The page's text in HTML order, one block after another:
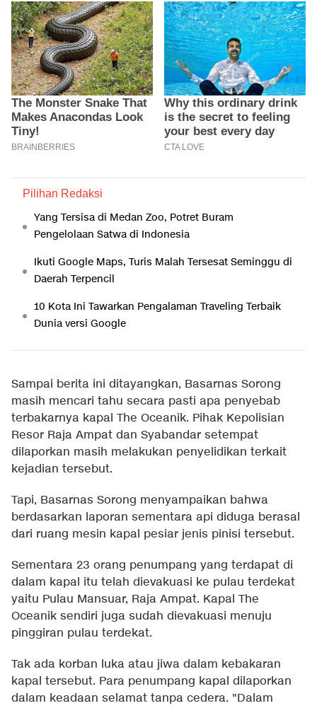
Pilihan Redaksi
Yang Tersisa di Medan Zoo, Potret Buram
Pengelolaan Satwa di Indonesia
Ikuti Google Maps, Turis Malah Tersesat Seminggu di
Daerah Terpencil
10 Kota Ini Tawarkan Pengalaman Traveling Terbaik
Dunia versi Google
Sampai berita ini ditayangkan, Basarnas Sorong
masih mencari tahu secara pasti apa penyebab
terbakarnya kapal The Oceanik. Pihak Kepolisian
Resor Raja Ampat dan Syabandar setempat
dilaporkan masih melakukan penyelidikan terkait
kejadian tersebut.
Tapi, Basarnas Sorong menyampaikan bahwa
berdasarkan laporan sementara api diduga berasal
dari ruang mesin kapal pesiar jenis pinisi tersebut.
Sementara 23 orang penumpang yang terdapat di
dalam kapal itu telah dievakuasi ke pulau terdekat
yaitu Pulau Mansuar, Raja Ampat. Kapal The
Oceanik sendiri juga sudah dievakuasi menuju
pinggiran pulau terdekat.
Tak ada korban luka atau jiwa dalam kebakaran
kapal tersebut. Para penumpang kapal dilaporkan
dalam keadaan selamat tanpa cedera. "Dalam